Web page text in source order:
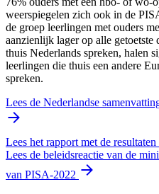
weerspiegelen zich ook in de
de groep leerlingen met ouders
aanzienlijk lager op alle
thuis Nederlands spreken, halen
leerlingen die thuis een andere
spreken.
Lees de Nederlandse
Lees het rapport met de
Lees de beleidsreactie van de
van PISA-2022